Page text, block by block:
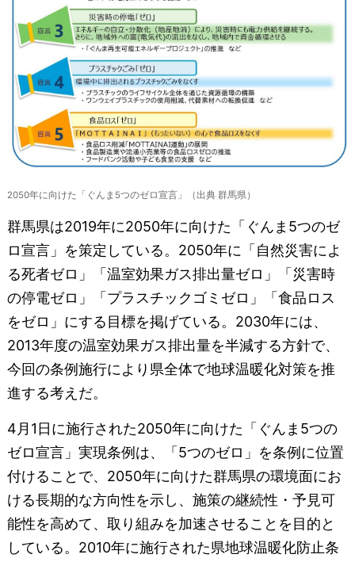
2050年に向けた「ぐんま5つのゼロ宣言」（出典 群馬県）
群馬県は2019年に2050年に向けた「ぐんま5つのゼ
ロ宣言」を策定している。2050年に「自然災害によ
る死者ゼロ」「温室効果ガス排出量ゼロ」「災害時
の停電ゼロ」「プラスチックゴミゼロ」「食品ロス
をゼロ」にする目標を掲げている。2030年には、
2013年度の温室効果ガス排出量を半減する方針で、
今回の条例施行により県全体で地球温暖化対策を推
進する考えだ。
4月1日に施行された2050年に向けた「ぐんま5つの
ゼロ宣言」実現条例は、「5つのゼロ」を条例に位置
付けることで、2050年に向けた群馬県の環境面にお
ける長期的な方向性を示し、施策の継続性・予見可
能性を高めて、取り組みを加速させることを目的と
している。2010年に施行された県地球温暖化防止条